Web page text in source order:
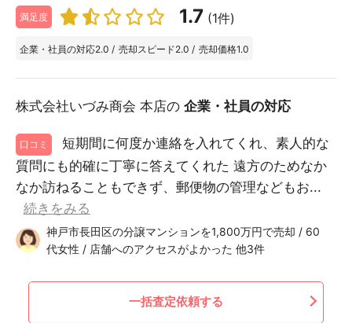
満足度 1.7 (1件)
企業・社員の対応2.0 / 売却スピード2.0 / 売却価格1.0
株式会社いづみ商会 本店の 企業・社員の対応
口コミ
短期間に何度か連絡を入れてくれ、素人的な
質問にも的確に丁寧に答えてくれた 遠方のためなか
なか訪ねることもできず、郵便物の管理などもお...
続きをみる
神戸市長田区の分譲マンションを1,800万円で売却 / 60
代女性 / 店舗へのアクセスがよかった 他3件
一括査定依頼する